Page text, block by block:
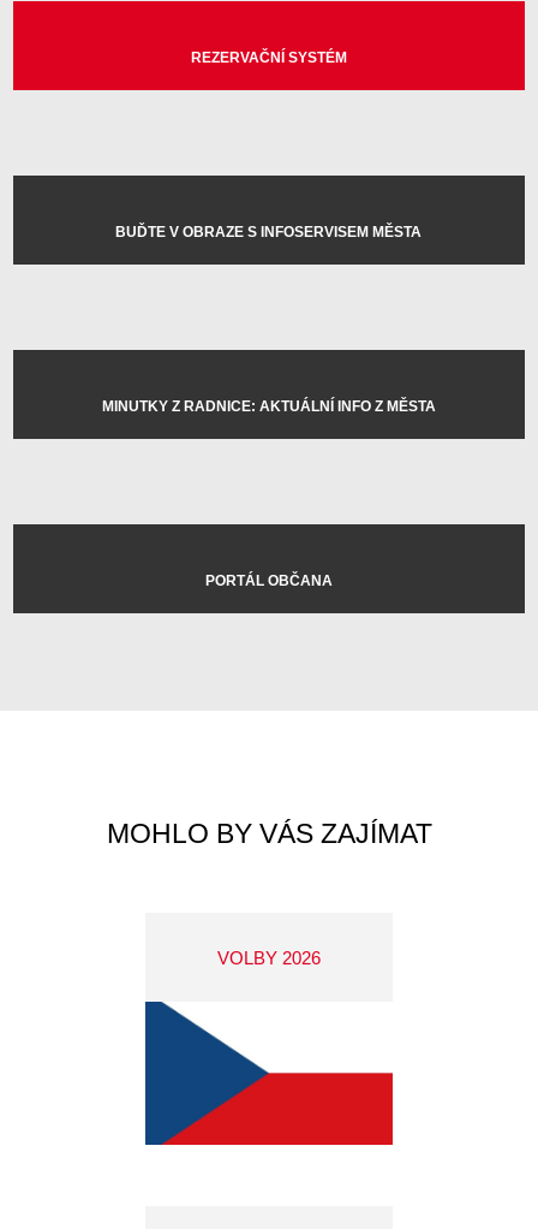
REZERVAČNÍ SYSTÉM
BUĎTE V OBRAZE S INFOSERVISEM MĚSTA
MINUTKY Z RADNICE: AKTUÁLNÍ INFO Z MĚSTA
PORTÁL OBČANA
MOHLO BY VÁS ZAJÍMAT
VOLBY 2026